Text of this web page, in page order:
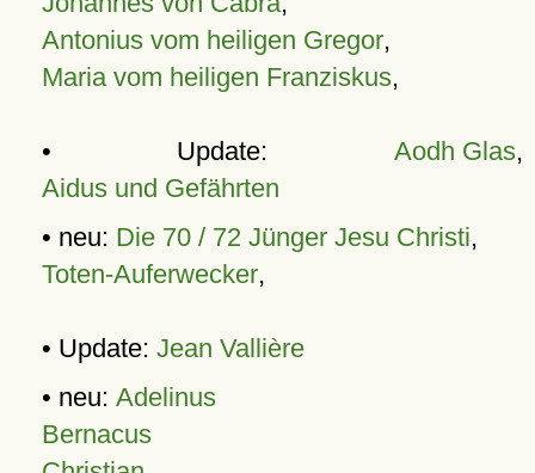
Antonius vom heiligen Gregor,
Maria vom heiligen Franziskus,
• Update: Aodh Glas,
Aidus und Gefährten
• neu: Die 70 / 72 Jünger Jesu Christi,
Toten-Auferwecker,
• Update: Jean Vallière
• neu: Adelinus
Bernacus